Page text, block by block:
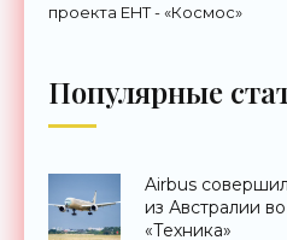
проекта EHT - «Космос»
Популярные
Airbus
из Австралии
«Техника»